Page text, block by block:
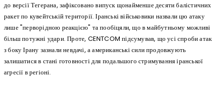
до версії Тегерана, зафіксовано випуск щонайменше десяти балістичних
ракет по кувейтській території. Іранські військовики назвали цю атаку
лише "перворідною реакцією" та пообіцяли, що в майбутньому можливі
більш потужні удари. Проте, CENTCOM підсумував, що усі спроби атак
з боку Ірану зазнали невдачі, а американські сили продовжують
залишатися в стані готовності для подальшого стримування іранської
агресії в регіоні.